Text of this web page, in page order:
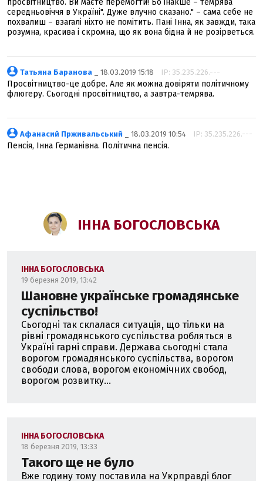
просвітництво. Ви маєте перемогти! Бо інакше – темрява
середньовіччя в Україні". Дуже влучно сказано." – сама себе не
похвалиш – взагалі ніхто не помітить. Пані Інна, як завжди, така
розумна, красива і скромна, що як вона бідна й не розірветься.
Татьяна Баранова _ 18.03.2019 15:18 IP: 35.235.226.---
Просвітництво-це добре. Але як можна довіряти політичному
флюгеру. Сьогодні просвітництво, а завтра-темрява.
Афанасий Прживальський _ 18.03.2019 10:54 IP: 35.235.226.---
Пенсія, Інна Германівна. Політична пенсія.
ІННА БОГОСЛОВСЬКА
ІННА БОГОСЛОВСЬКА
19 березня 2019, 13:42
Шановне українське громадянське
суспільство!
Сьогодні так склалася ситуація, що тільки на
рівні громадянського суспільства робляться в
Україні гарні справи. Держава сьогодні стала
ворогом громадянського суспільства, ворогом
свободи слова, ворогом економічних свобод,
ворогом розвитку...
ІННА БОГОСЛОВСЬКА
18 березня 2019, 13:33
Такого ще не було
Вже годину тому поставила на Укрправді блог